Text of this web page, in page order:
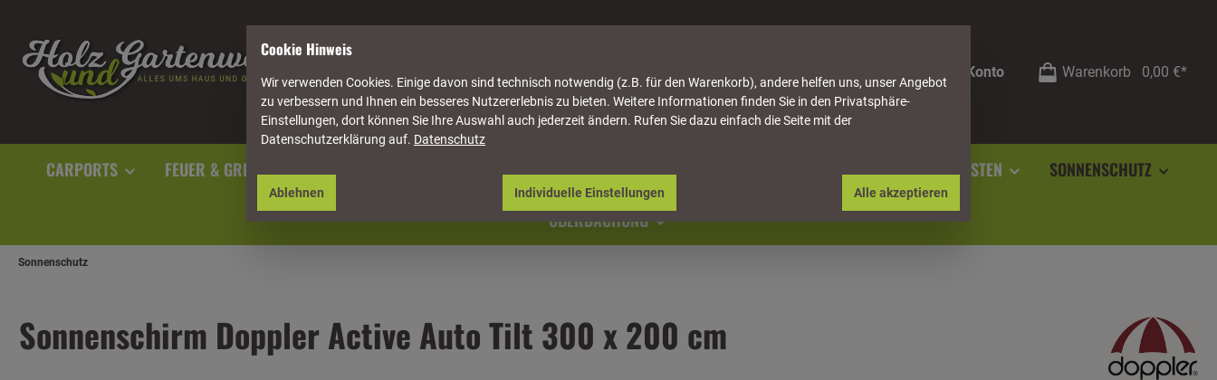
Mein Konto Warenkorb 0,00 €*
CARPORTS FEUER & GRILL GARTENAUSSTATTUNG HÄUSER & PAVILLONS NATURSTEIN SOCKELLEISTEN SONNENSCHUTZ
ÜBERDACHUNG
Sonnenschutz
Sonnenschirm Doppler Active Auto Tilt 300 x 200 cm
Cookie Hinweis
Wir verwenden Cookies. Einige davon sind technisch notwendig (z.B. für den Warenkorb), andere helfen uns, unser Angebot
zu verbessern und Ihnen ein besseres Nutzererlebnis zu bieten. Weitere Informationen finden Sie in den Privatsphäre-
Einstellungen, dort können Sie Ihre Auswahl auch jederzeit ändern. Rufen Sie dazu einfach die Seite mit der
Datenschutzerklärung auf. Datenschutz
Individuelle Einstellungen
Ablehnen Alle akzeptieren